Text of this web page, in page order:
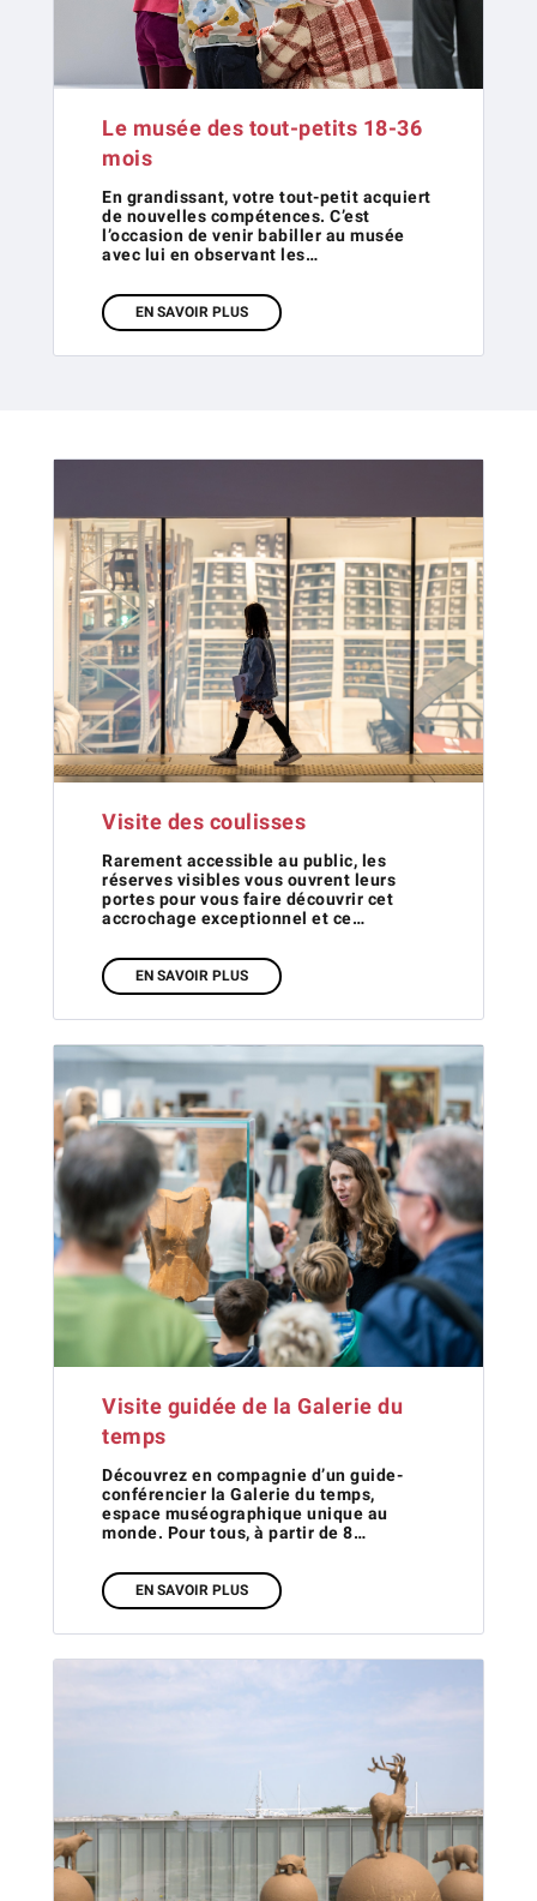
Le musée des tout-petits 18-36
mois
En grandissant, votre tout-petit acquiert
de nouvelles compétences. C’est
l’occasion de venir babiller au musée
avec lui en observant les…
EN SAVOIR PLUS
Visite des coulisses
Rarement accessible au public, les
réserves visibles vous ouvrent leurs
portes pour vous faire découvrir cet
accrochage exceptionnel et ce…
EN SAVOIR PLUS
Visite guidée de la Galerie du
temps
Découvrez en compagnie d’un guide-
conférencier la Galerie du temps,
espace muséographique unique au
monde. Pour tous, à partir de 8…
EN SAVOIR PLUS